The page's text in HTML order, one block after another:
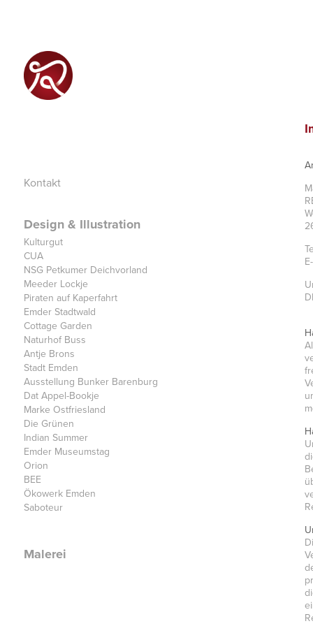
Kontakt
Design & Illustration
Kulturgut
CUA
NSG Petkumer Deichvorland
Meeder Lockje
Piraten auf Kaperfahrt
Emder Stadtwald
Cottage Garden
Naturhof Buss
Antje Brons
Stadt Emden
Ausstellung Bunker Barenburg
Dat Appel-Bookje
Marke Ostfriesland
Die Grünen
Indian Summer
Emder Museumstag
Orion
BEE
Ökowerk Emden
Saboteur
Malerei